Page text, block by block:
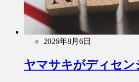
2026年8月6日
ヤマサキがディセン